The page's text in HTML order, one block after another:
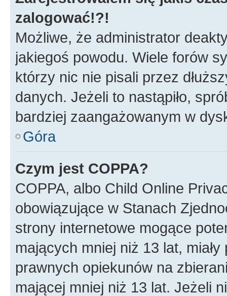
zalogować!?!
Możliwe, że administrator
jakiegoś powodu. Wiele forów
którzy nic nie pisali przez
danych. Jeżeli to nastąpiło,
bardziej zaangażowanym w
Góra
Czym jest COPPA?
COPPA, albo Child Online
obowiązujące w Stanach
strony internetowe mogące
mających mniej niż 13 lat,
prawnych opiekunów na
mającej mniej niż 13 lat. Jeżeli